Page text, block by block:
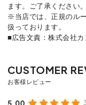
ます。ご了承ください。
※当店では、正規のル
扱っております。
■広告文責：株式会社カ
5.00